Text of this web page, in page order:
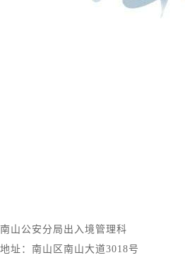
南山公安分局出入境管理科
地址：南山区南山大道3018号